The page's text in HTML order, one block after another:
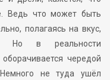
Ведь что может быть
полагаясь на вкус,
Но в реальности
чередой
не туда ушёл